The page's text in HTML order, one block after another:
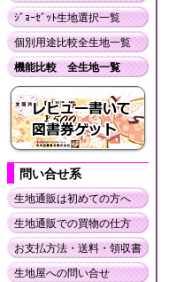
ｼﾞｮｰｾﾞｯﾄ生地選択一覧
個別用途比較全生地一覧
機能比較 全生地一覧
問い合せ系
生地通販は初めての方へ
生地通販での買物の仕方
お支払方法・送料・領収書
生地屋への問い合せ